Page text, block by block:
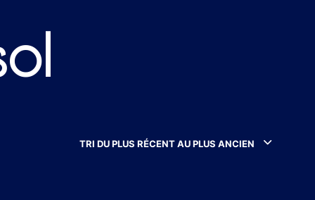
E
TRI DU PLUS RÉCENT AU PLUS ANCIEN